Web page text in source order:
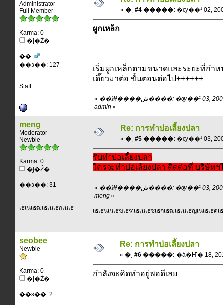
Administrator
Full Member
Karma: 0
�Ϳ�Ź�
��:
��з��: 127
Staff
« �ͺ #4 �����: �ѹ��¹ 02,
ผูกเหล็ก
เริ่มผูกเหล็กตามขนาดและระยะที่กำ
เดี๊ยวมาต่อ ขั้นตอนต่อไป++++++
« ��䢤����ش����: �ѹ��¹ 03, 2009, 15:23:55 pm ��
admin »
meng
Moderator
Newbie
Karma: 0
�Ϳ�Ź�
��з��: 31
เธเนเธฒเธเนเธกเนเธ
Re: การทำบ่อเลี้ยงปลา
« �ͺ #5 �����: �ѹ��¹ 03,
รับทำบ่อเลี้ยงปลา
ใครจะทำบ่อเล้ยงปลา ติดต่อที่ บริษัทฯ
« ��䢤����ش����: �ѹ��¹ 03, 2009, 18:07:23 pm ��
meng »
เธเธนเนเธฃเธฑเธเนเธซเธกเธฒเธเนเธญเนเธเธดเ
seobee
Newbie
Karma: 0
�Ϳ�Ź�
��з��: 2
Re: การทำบ่อเลี้ยงปลา
« �ͺ #6 �����: �á�Ҥ� 18,
กำลังจะคิดทำอยู่พอดีเลย